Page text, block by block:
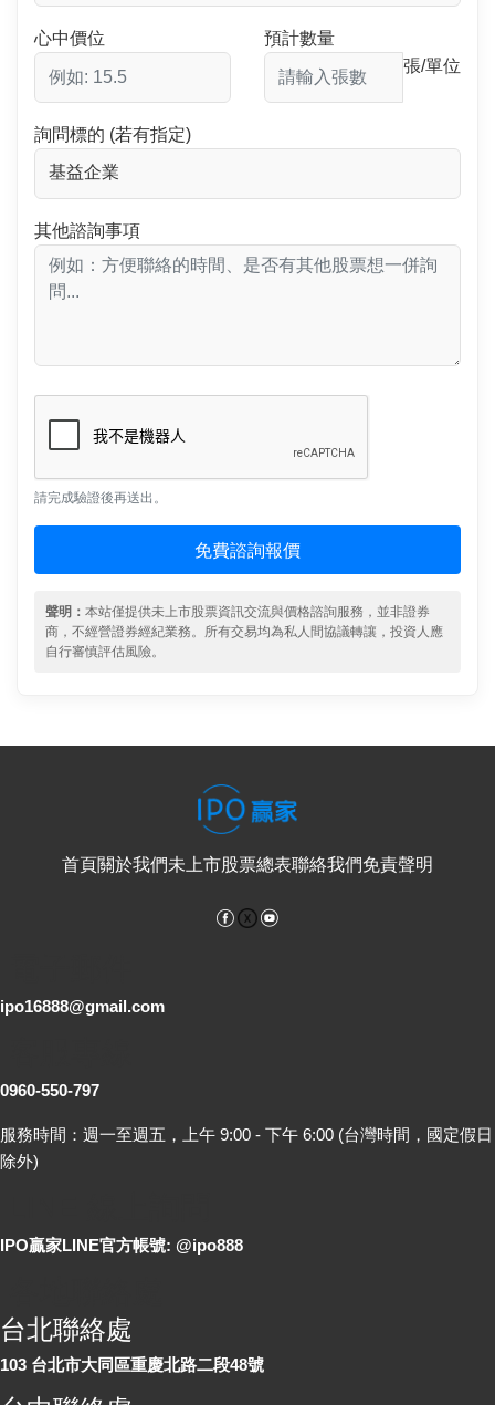
心中價位
預計數量
張/單位
詢問標的 (若有指定)
其他諮詢事項
請完成驗證後再送出。
免費諮詢報價
聲明： 本站僅提供未上市股票資訊交流與價格諮詢服務，並非證券
商，不經營證券經紀業務。所有交易均為私人間協議轉讓，投資人應
自行審慎評估風險。
首頁關於我們未上市股票總表聯絡我們免責聲明
Facebook
ipo16888@gmail.com
0960-550-797
服務時間：週一至週五，上午 9:00 - 下午 6:00 (台灣時間，國定假日
除外)
IPO贏家LINE官方帳號: @ipo888
台北聯絡處
103 台北市大同區重慶北路二段48號